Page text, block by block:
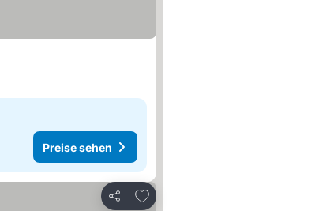
Preise sehen
Teilen
Zu Favoriten hinzufügen